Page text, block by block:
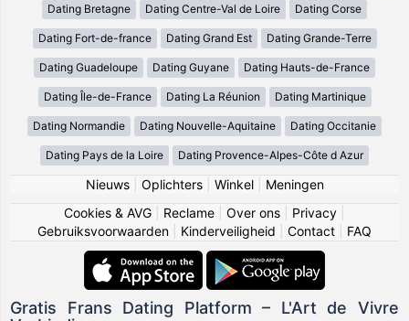
Dating Bretagne Dating Centre-Val de Loire Dating Corse
Dating Fort-de-france Dating Grand Est Dating Grande-Terre
Dating Guadeloupe Dating Guyane Dating Hauts-de-France
Dating Île-de-France Dating La Réunion Dating Martinique
Dating Normandie Dating Nouvelle-Aquitaine Dating Occitanie
Dating Pays de la Loire Dating Provence-Alpes-Côte d Azur
Nieuws| Oplichters| Winkel| Meningen
Cookies & AVG
Reclame Over ons Privacy
Gebruiksvoorwaarden
Kinderveiligheid Contact FAQ
Gratis Frans Dating Platform – L'Art de Vivre